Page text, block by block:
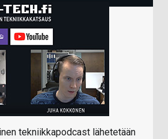
tekniikkapodcast lähetetään